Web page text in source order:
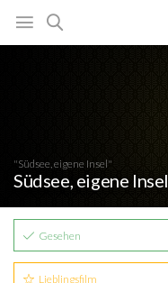
"Südsee, eigene Insel"
Südsee, eigene Insel
Gesehen
Lieblingsfilm